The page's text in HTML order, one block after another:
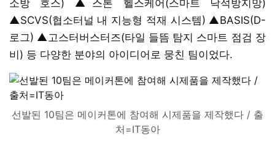
소방 호스) ▲스톤 헬스케어(스마트 낙석방지망)
▲SCVS(협소터널 내 지능형 적재 시스템) ▲BASIS(D-
로그) ▲고스터버스터즈(타일 들뜸 탐지 스마트 점검 장
비) 등 다양한 분야의 아이디어로 뭉친 팀이었다.
선발된 10팀은 메이커톤에 참여해 시제품을 제작했다 / 출
처=IT동아